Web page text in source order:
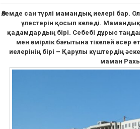
–
үлкен
талап
ететін
Әлемде сан түрлі мамандық иелері бар.
үлестерін қосып келеді.
қадамдардың бірі. Себебі дұрыс
мен өмірлік бағытына тікелей
иелерінің бірі – Қарулы күштердің
маман